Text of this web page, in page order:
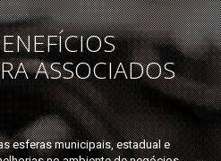
ASSOCIADOS
esferas municipais, estadual e